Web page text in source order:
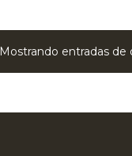
Mostrando entradas de